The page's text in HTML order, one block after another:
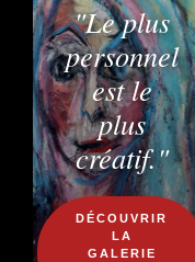
"Le plus
personnel
est le
plus
créatif."
DÉCOUVRIR
LA
GALERIE